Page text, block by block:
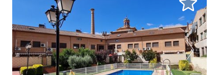
BEZIG MET LADEN...